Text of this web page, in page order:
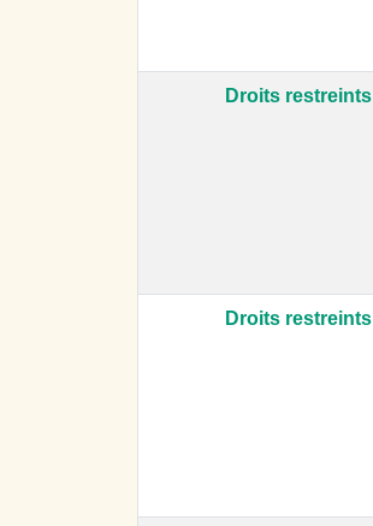
Droits restreints
Droits restreints